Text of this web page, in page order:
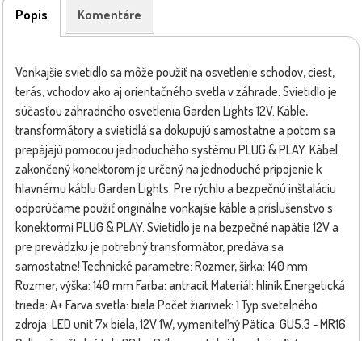
Popis Komentáre
Vonkajšie svietidlo sa môže použiť na osvetlenie schodov, ciest,
terás, vchodov ako aj orientačného svetla v záhrade. Svietidlo je
súčasťou záhradného osvetlenia Garden Lights 12V. Káble,
transformátory a svietidlá sa dokupujú samostatne a potom sa
prepájajú pomocou jednoduchého systému PLUG & PLAY. Kábel
zakončený konektorom je určený na jednoduché pripojenie k
hlavnému káblu Garden Lights. Pre rýchlu a bezpečnú inštaláciu
odporúčame použiť originálne vonkajšie káble a príslušenstvo s
konektormi PLUG & PLAY. Svietidlo je na bezpečné napätie 12V a
pre prevádzku je potrebný transformátor, predáva sa
samostatne! Technické parametre: Rozmer, šírka: 140 mm
Rozmer, výška: 140 mm Farba: antracit Materiál: hliník Energetická
trieda: A+ Farva svetla: biela Počet žiariviek: 1 Typ svetelného
zdroja: LED unit 7x biela, 12V 1W, vymeniteľný Pätica: GU5.3 - MR16